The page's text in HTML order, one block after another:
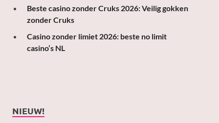
Beste casino zonder Cruks 2026: Veilig gokken
zonder Cruks
Casino zonder limiet 2026: beste no limit
casino’s NL
NIEUW!